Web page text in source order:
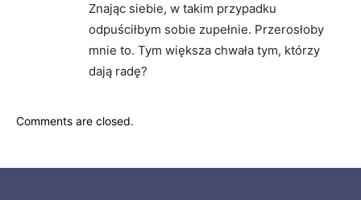
Znając siebie, w takim przypadku
odpuściłbym sobie zupełnie. Przerosłoby
mnie to. Tym większa chwała tym, którzy
dają radę?
Comments are closed.